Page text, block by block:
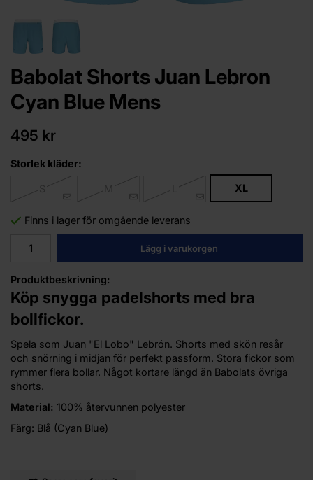
Babolat Shorts Juan Lebron
Cyan Blue Mens
495 kr
Storlek kläder:
XL
Finns i lager för omgående leverans
Lägg i varukorgen
Produktbeskrivning:
Köp snygga padelshorts med bra
bollfickor.
Spela som Juan "El Lobo" Lebrón. Shorts med skön resår
och snörning i midjan för perfekt passform. Stora fickor som
rymmer flera bollar. Något kortare längd än Babolats övriga
shorts.
Material: 100% återvunnen polyester
Färg: Blå (Cyan Blue)